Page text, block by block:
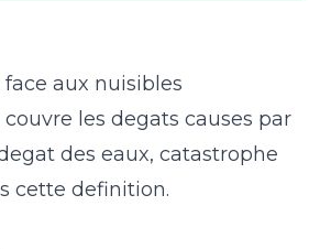
aux nuisibles
les degats causes par
des eaux, catastrophe
cette definition.